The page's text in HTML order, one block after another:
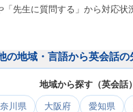
「先生に質問する」から対応状
の地域・言語から英会話の
地域から探す（英会話）
川県 大阪府 愛知県